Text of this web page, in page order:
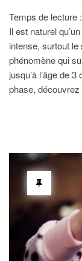
Temps de lecture :
Il est naturel
intense, surtout le
phénomène qui
jusqu’à l’âge de
phase,